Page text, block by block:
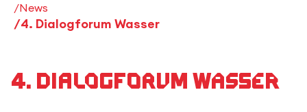
News
4. Dialogforum Wasser
4. Dialogforum Wasser